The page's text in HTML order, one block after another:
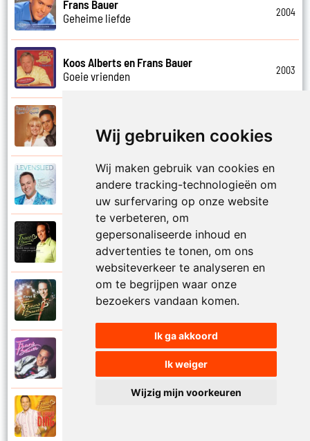
Wij gebruiken cookies
Wij maken gebruik van cookies en
andere tracking-technologieën om
uw surfervaring op onze website
te verbeteren, om
gepersonaliseerde inhoud en
advertenties te tonen, om ons
websiteverkeer te analyseren en
om te begrijpen waar onze
bezoekers vandaan komen.
Ik ga akkoord
Ik weiger
Wijzig mijn voorkeuren
Frans Bauer
Geheime liefde
2004
Koos Alberts en Frans Bauer
Goeie vrienden
2003
Goodbye my love
Frans Bauer
Gooi die handen in de lucht
Frans Bauer
Had ik maar nooit naar jou gekeken
Frans Bauer
Hallelujah
Frans Bauer